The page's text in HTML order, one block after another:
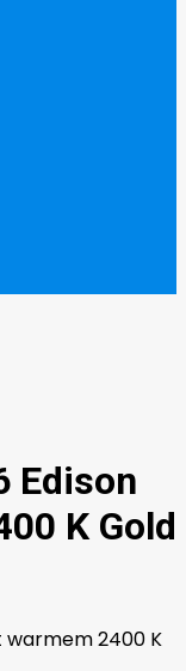
Edison
K Gold
warmem 2400 K